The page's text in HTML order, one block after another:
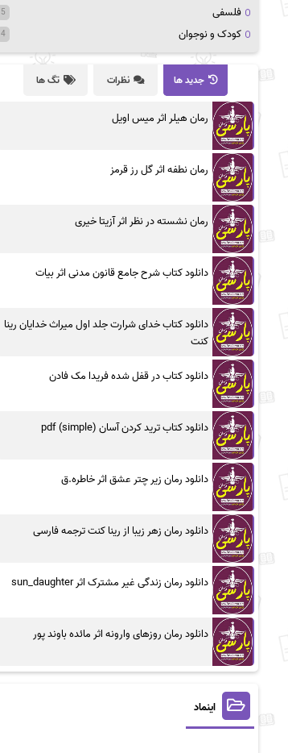
فلسفی 5
کودک و نوجوان 4
جدید ها نظرات تگ ها
رمان هیلر اثر میس اویل
رمان نطفه اثر گل رز قرمز
رمان نشسته در نظر اثر آزیتا خیری
دانلود کتاب شرح جامع قانون مدنی اثر بیات
دانلود کتاب خدای شرارت جلد اول میراث خدایان رینا
کنت
دانلود کتاب در قفل شده فریدا مک فادن
دانلود کتاب ترید کردن آسان (simple) pdf
دانلود رمان زیر چتر عشق اثر خاطره.ق
دانلود رمان زهر زیبا از رینا کنت ترجمه فارسی
دانلود رمان زندگی غیر مشترک اثر sun_daughter
دانلود رمان روزهای وارونه اثر مائده باوند پور
اینماد